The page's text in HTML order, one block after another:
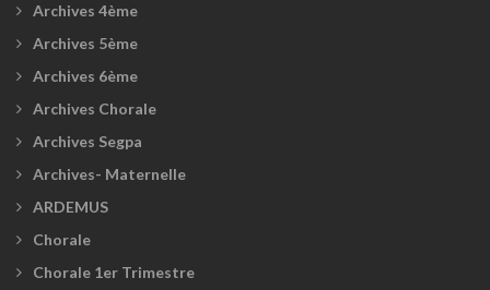
Archives 4ème
Archives 5ème
Archives 6ème
Archives Chorale
Archives Segpa
Archives- Maternelle
ARDEMUS
Chorale
Chorale 1er Trimestre